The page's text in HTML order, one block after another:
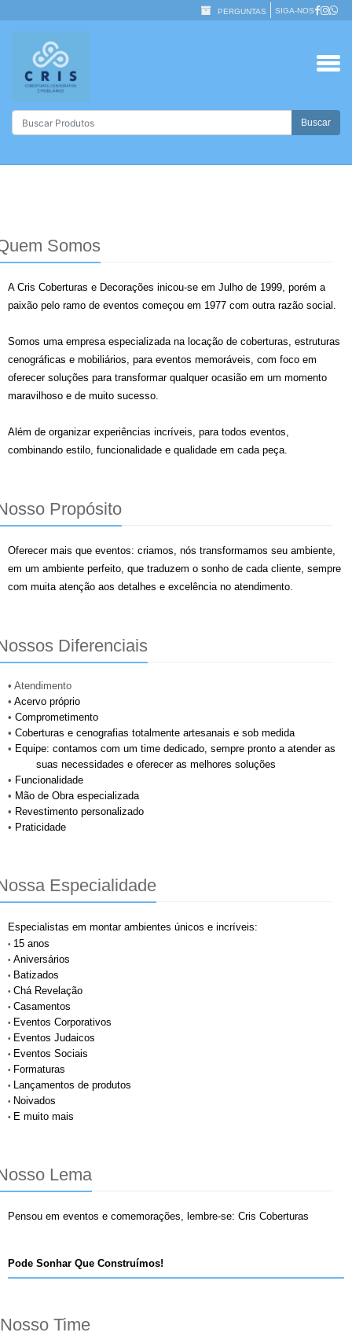
PERGUNTAS SIGA-NOS
Buscar
Somos
A Cris Coberturas e Decorações inicou-se em Julho de 1999, porém a
paixão pelo ramo de eventos começou em 1977 com outra razão social.
Somos uma empresa especializada na locação de coberturas, estruturas
cenográficas e mobiliários, para eventos memoráveis, com foco em
oferecer soluções para transformar qualquer ocasião em um momento
maravilhoso e de muito sucesso.
Além de organizar experiências incríveis, para todos eventos,
combinando estilo, funcionalidade e qualidade em cada peça.
Propósito
Oferecer mais que eventos: criamos, nós transformamos seu ambiente,
em um ambiente perfeito, que traduzem o sonho de cada cliente, sempre
com muita atenção aos detalhes e excelência no atendimento.
Diferenciais
• Atendimento
• Acervo próprio
• Comprometimento
• Coberturas e cenografias totalmente artesanais e sob medida
• Equipe: contamos com um time dedicado, sempre pronto a atender as
suasnecessidades eoferecer as melhores soluções
• Funcionalidade
• Mão de Obra especializada
• Revestimento personalizado
• Praticidade
Especialidade
Especialistas em montar ambientes únicos e incríveis:
• 15 anos
• Aniversários
• Batizados
• Chá Revelação
• Casamentos
• Eventos Corporativos
• Eventos Judaicos
• Eventos Sociais
• Formaturas
• Lançamentos de produtos
• Noivados
• E muito mais
Lema
Pensou em eventos e comemorações, lembre-se: Cris Coberturas
Pode Sonhar Que Construímos!
Nosso Time